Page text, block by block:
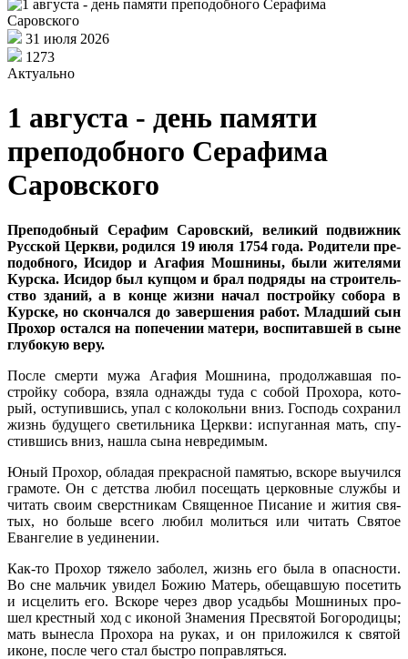
31 июля 2026
1273
Актуально
1 августа - день памяти
преподобного Серафима
Саровского
Пре­по­доб­ный Се­ра­фим Са­ров­ский, ве­ли­кий по­движ­ник
Рус­ской Церк­ви, ро­дил­ся 19 июля 1754 го­да. Ро­ди­те­ли пре­
по­доб­но­го, Ис­и­дор и Ага­фия Мош­ни­ны, бы­ли жи­те­ля­ми
Кур­ска. Ис­и­дор был куп­цом и брал под­ря­ды на стро­и­тель­
ство зда­ний, а в кон­це жиз­ни на­чал по­строй­ку со­бо­ра в
Кур­ске, но скон­чал­ся до за­вер­ше­ния ра­бот. Млад­ший сын
Про­хор остал­ся на по­пе­че­нии ма­те­ри, вос­пи­тав­шей в сыне
глу­бо­кую ве­ру.
По­сле смер­ти му­жа Ага­фия Мош­ни­на, про­дол­жав­шая по­
строй­ку со­бо­ра, взя­ла од­на­жды ту­да с со­бой Про­хо­ра, ко­то­
рый, осту­пив­шись, упал с ко­ло­коль­ни вниз. Гос­подь со­хра­нил
жизнь бу­ду­ще­го све­тиль­ни­ка Церк­ви: ис­пу­ган­ная мать, спу­
стив­шись вниз, на­шла сы­на невре­ди­мым.
Юный Про­хор, об­ла­дая пре­крас­ной па­мя­тью, вско­ре вы­учил­ся
гра­мо­те. Он с дет­ства лю­бил по­се­щать цер­ков­ные служ­бы и
чи­тать сво­им сверст­ни­кам Свя­щен­ное Пи­са­ние и жи­тия свя­
тых, но боль­ше все­го лю­бил мо­лить­ся или чи­тать Свя­тое
Еван­ге­лие в уеди­не­нии.
Как-то Про­хор тя­же­ло за­бо­лел, жизнь его бы­ла в опас­но­сти.
Во сне маль­чик уви­дел Бо­жию Ма­терь, обе­щав­шую по­се­тить
и ис­це­лить его. Вско­ре через двор усадь­бы Мош­ни­ных про­
шел крест­ный ход с ико­ной Зна­ме­ния Пре­свя­той Бо­го­ро­ди­цы;
мать вы­нес­ла Про­хо­ра на ру­ках, и он при­ло­жил­ся к свя­той
иконе, по­сле че­го стал быст­ро по­прав­лять­ся.